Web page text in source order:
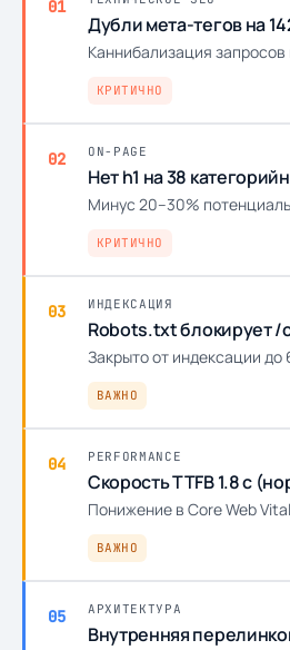
01
Дубли мета-тегов на
Каннибализация
КРИТИЧНО
02 ON-PAGE
Нет h1 на 38
Минус 20–30%
КРИТИЧНО
03 ИНДЕКСАЦИЯ
Robots.txt блокирует
Закрыто от индексации до
ВАЖНО
04 PERFORMANCE
Скорость TTFB 1.8 с
Понижение в Core Web
ВАЖНО
05 АРХИТЕКТУРА
Внутренняя